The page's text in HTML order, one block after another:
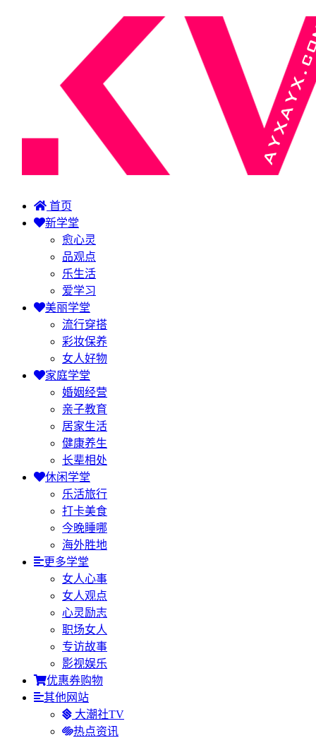
首页
新学堂
愈心灵
品观点
乐生活
爱学习
美丽学堂
流行穿搭
彩妆保养
女人好物
家庭学堂
婚姻经营
亲子教育
居家生活
健康养生
长辈相处
休闲学堂
乐活旅行
打卡美食
今晚睡哪
海外胜地
更多学堂
女人心事
女人观点
心灵励志
职场女人
专访故事
影视娱乐
优惠券购物
其他网站
大潮社TV
热点资讯